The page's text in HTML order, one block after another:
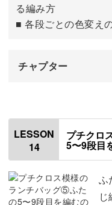
る編み方
■ 各段ごとの色変え
チャプター
ふたの1段目を編む
ふたの2段目を編む
ふたの3段目を編む
LESSON
14
プチクロ
5〜9段目
ふ